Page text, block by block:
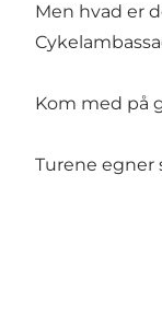
Men hvad er
Kom med på
Turene egner